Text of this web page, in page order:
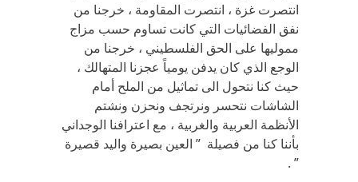
انتصرت غزة ، انتصرت المقاومة ، خرجنا من
نفق الفضائيات التي كانت تساوم حسب مزاج
مموليها على الحق الفلسطيني ، خرجنا من
الوجع الذي كان يدفن يومياً عجزنا المتهالك ،
حيث كنا نتحول الى تماثيل من الملح أمام
الشاشات نتحسر ونرتجف ونحزن ونشتم
الأنظمة العربية والغربية ، مع اعترافنا الوجداني
بأننا كنا من فصيلة ” العين بصيرة واليد قصيرة
” .